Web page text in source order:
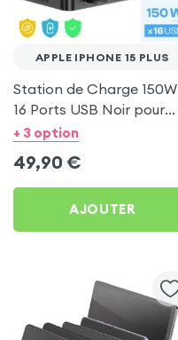
APPLE IPHONE 15 PLUS
Station de Charge 150W
16 Ports USB Noir pour
Apple iPhone 15 Plus
+ 3 option
49,90 €
AJOUTER